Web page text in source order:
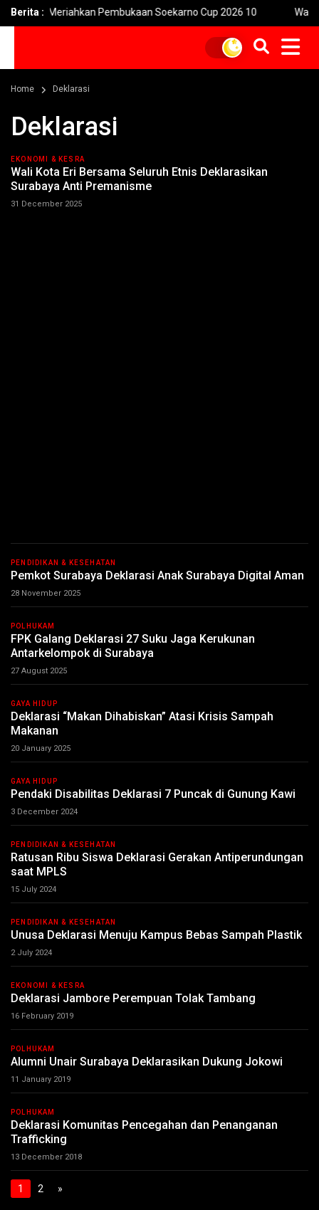
Berita :
Meriahkan Pembukaan Soekarno Cup 2026 10 Warga
Home Deklarasi
Deklarasi
EKONOMI & KESRA
Wali Kota Eri Bersama Seluruh Etnis Deklarasikan
Surabaya Anti Premanisme
31 December 2025
PENDIDIKAN & KESEHATAN
Pemkot Surabaya Deklarasi Anak Surabaya Digital Aman
28 November 2025
POLHUKAM
FPK Galang Deklarasi 27 Suku Jaga Kerukunan
Antarkelompok di Surabaya
27 August 2025
GAYA HIDUP
Deklarasi “Makan Dihabiskan” Atasi Krisis Sampah
Makanan
20 January 2025
GAYA HIDUP
Pendaki Disabilitas Deklarasi 7 Puncak di Gunung Kawi
3 December 2024
PENDIDIKAN & KESEHATAN
Ratusan Ribu Siswa Deklarasi Gerakan Antiperundungan
saat MPLS
15 July 2024
PENDIDIKAN & KESEHATAN
Unusa Deklarasi Menuju Kampus Bebas Sampah Plastik
2 July 2024
EKONOMI & KESRA
Deklarasi Jambore Perempuan Tolak Tambang
16 February 2019
POLHUKAM
Alumni Unair Surabaya Deklarasikan Dukung Jokowi
11 January 2019
POLHUKAM
Deklarasi Komunitas Pencegahan dan Penanganan
Trafficking
13 December 2018
1 2 »